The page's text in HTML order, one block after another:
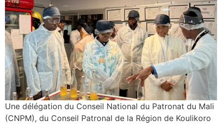
Une délégation du Conseil National du Patronat du Mali
(CNPM), du Conseil Patronal de la Région de Koulikoro